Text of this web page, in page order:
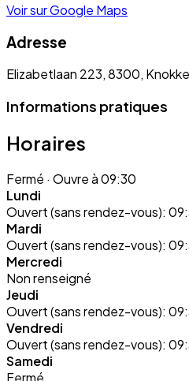
Voir sur Google Maps
Adresse
Elizabetlaan 223, 8300,
Informations pratiques
Horaires
Fermé · Ouvre à 09:30
Lundi
Ouvert (sans rendez-vous):
Mardi
Ouvert (sans rendez-vous):
Mercredi
Non renseigné
Jeudi
Ouvert (sans rendez-vous):
Vendredi
Ouvert (sans rendez-vous):
Samedi
Fermé